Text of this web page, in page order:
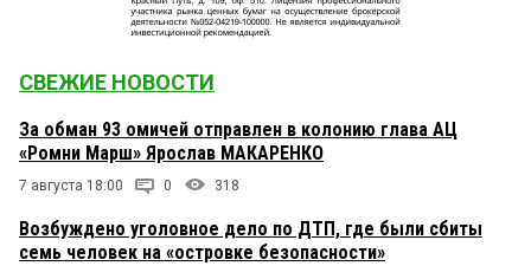
СВЕЖИЕ НОВОСТИ
За обман 93 омичей отправлен в колонию глава АЦ
«Ромни Марш» Ярослав МАКАРЕНКО
7 августа 18:00 0 318
Возбуждено уголовное дело по ДТП, где были сбиты
семь человек на «островке безопасности»